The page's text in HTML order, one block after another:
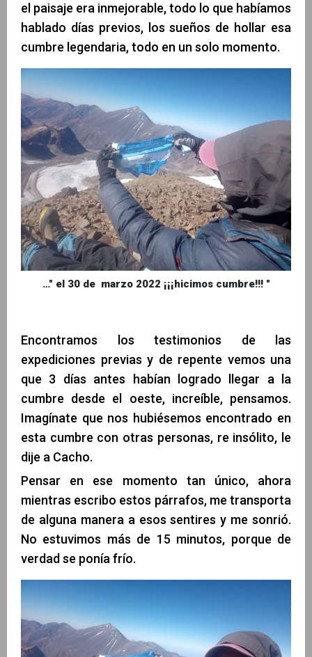
el paisaje era inmejorable, todo lo que habíamos
hablado días previos, los sueños de hollar esa
cumbre legendaria, todo en un solo momento.
…" el 30 de marzo 2022 ¡¡¡hicimos cumbre!!! "
Encontramos los testimonios de las
expediciones previas y de repente vemos una
que 3 días antes habían logrado llegar a la
cumbre desde el oeste, increíble, pensamos.
Imagínate que nos hubiésemos encontrado en
esta cumbre con otras personas, re insólito, le
dije a Cacho.
Pensar en ese momento tan único, ahora
mientras escribo estos párrafos, me transporta
de alguna manera a esos sentires y me sonrió.
No estuvimos más de 15 minutos, porque de
verdad se ponía frío.